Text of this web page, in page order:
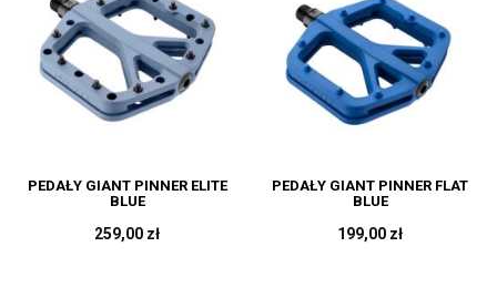
PEDAŁY GIANT PINNER ELITE
BLUE
259,00 zł
PEDAŁY GIANT PINNER FLAT
BLUE
199,00 zł